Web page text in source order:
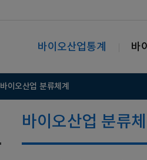
바이오산업통계 바
바이오산업 분류체계
바이오산업 분류체